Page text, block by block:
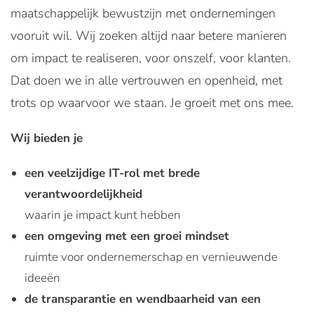
maatschappelijk bewustzijn met ondernemingen
vooruit wil. Wij zoeken altijd naar betere manieren
om impact te realiseren, voor onszelf, voor klanten.
Dat doen we in alle vertrouwen en openheid, met
trots op waarvoor we staan. Je groeit met ons mee.
Wij bieden je
een veelzijdige IT-rol met brede
verantwoordelijkheid
waarin je impact kunt hebben
een omgeving met een groei mindset
ruimte voor ondernemerschap en vernieuwende
ideeën
de transparantie en wendbaarheid van een